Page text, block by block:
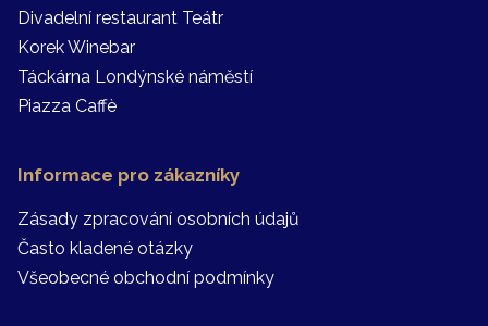
Divadelní restaurant Teátr
Korek Winebar
Táckárna Londýnské náměstí
Piazza Caffè
Informace pro zákazníky
Zásady zpracování osobních údajů
Často kladené otázky
Všeobecné obchodní podmínky